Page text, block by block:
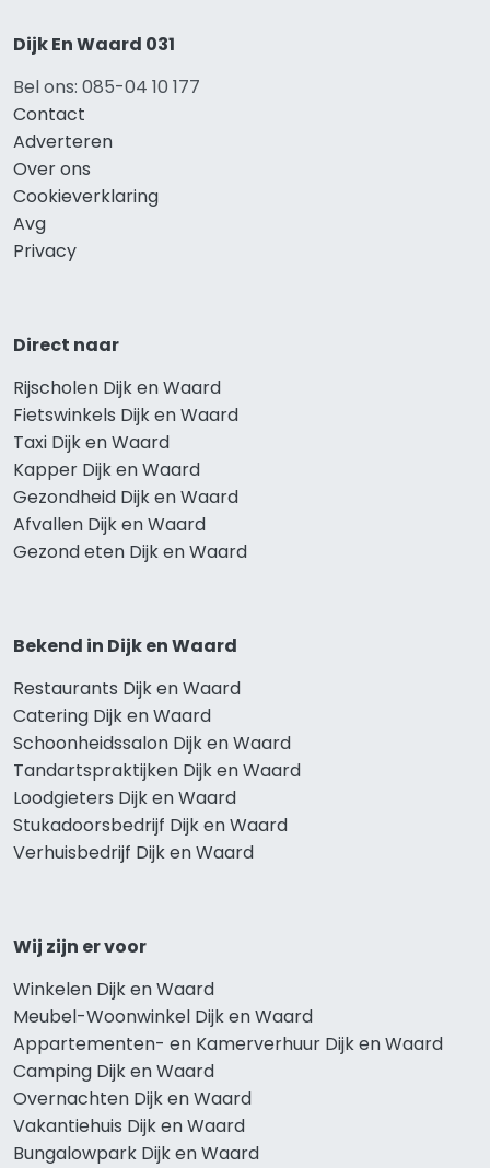
Dijk En Waard 031
Bel ons: 085-04 10 177
Contact
Adverteren
Over ons
Cookieverklaring
Avg
Privacy
Direct naar
Rijscholen Dijk en Waard
Fietswinkels Dijk en Waard
Taxi Dijk en Waard
Kapper Dijk en Waard
Gezondheid Dijk en Waard
Afvallen Dijk en Waard
Gezond eten Dijk en Waard
Bekend in Dijk en Waard
Restaurants Dijk en Waard
Catering Dijk en Waard
Schoonheidssalon Dijk en Waard
Tandartspraktijken Dijk en Waard
Loodgieters Dijk en Waard
Stukadoorsbedrijf Dijk en Waard
Verhuisbedrijf Dijk en Waard
Wij zijn er voor
Winkelen Dijk en Waard
Meubel-Woonwinkel Dijk en Waard
Appartementen- en Kamerverhuur Dijk en Waard
Camping Dijk en Waard
Overnachten Dijk en Waard
Vakantiehuis Dijk en Waard
Bungalowpark Dijk en Waard